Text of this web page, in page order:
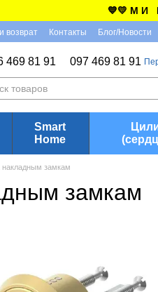
💙💛 М И
возврат Контакты Блог/Новости
469 81 91 097 469 81 91
Smart
Home
накладным замкам
замкам